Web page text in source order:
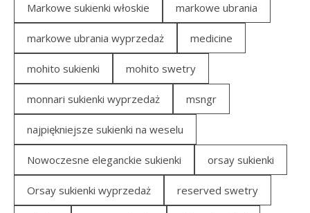
Markowe sukienki włoskie markowe ubrania
markowe ubrania wyprzedaż medicine
mohito sukienki mohito swetry
monnari sukienki wyprzedaż msngr
najpiękniejsze sukienki na weselu
Nowoczesne eleganckie sukienki orsay sukienki
Orsay sukienki wyprzedaż reserved swetry